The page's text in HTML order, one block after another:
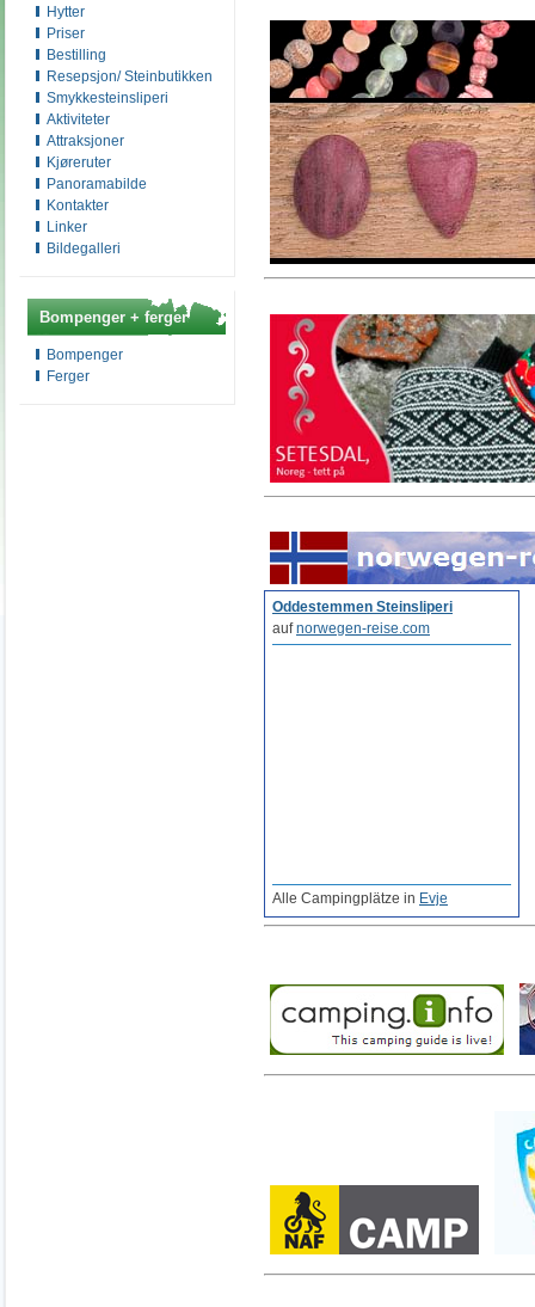
Hytter
Priser
Bestilling
Resepsjon/ Steinbutikken
Smykkesteinsliperi
Aktiviteter
Attraksjoner
Kjøreruter
Panoramabilde
Kontakter
Linker
Bildegalleri
Bompenger + ferger
Bompenger
Ferger
Oddestemmen Steinsliperi
aufnorwegen-reise.com
Alle Campingplätze in Evje